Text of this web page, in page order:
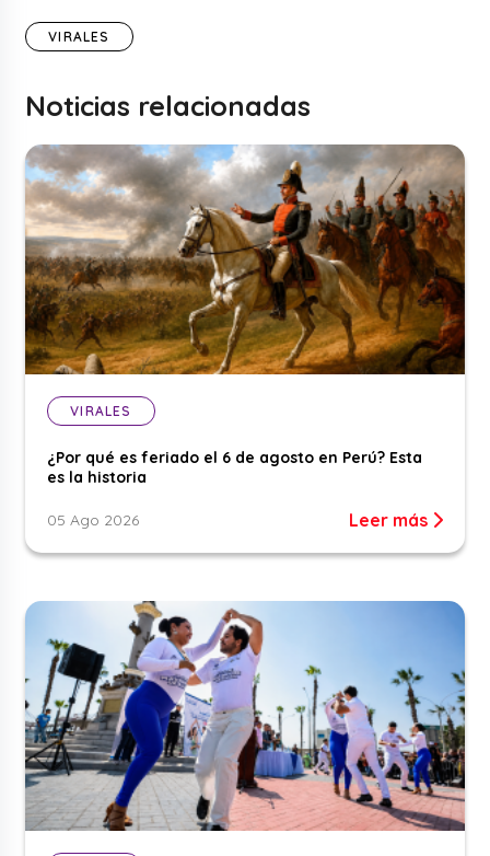
VIRALES
Noticias relacionadas
VIRALES
¿Por qué es feriado el 6 de agosto en Perú? Esta
es la historia
05 Ago 2026 Leer más